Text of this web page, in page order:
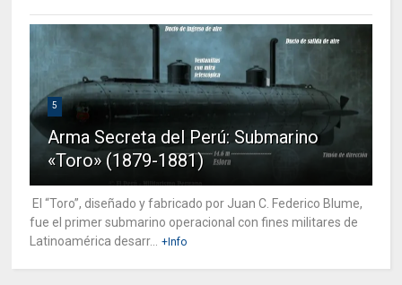
5
Arma Secreta del Perú: Submarino
«Toro» (1879-1881)
El “Toro”, diseñado y fabricado por Juan C. Federico Blume,
fue el primer submarino operacional con fines militares de
Latinoamérica desarr...
+Info